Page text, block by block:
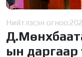
Нийтлэсэн огноо:
ын